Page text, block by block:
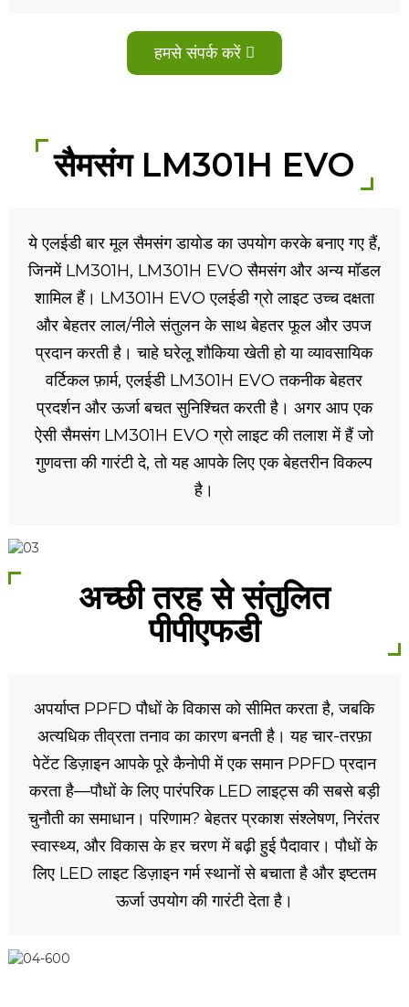
हमसे संपर्क करें
सैमसंग LM301H EVO
ये एलईडी बार मूल सैमसंग डायोड का उपयोग करके बनाए गए हैं,
जिनमें LM301H, LM301H EVO सैमसंग और अन्य मॉडल
शामिल हैं। LM301H EVO एलईडी ग्रो लाइट उच्च दक्षता
और बेहतर लाल/नीले संतुलन के साथ बेहतर फूल और उपज
प्रदान करती है। चाहे घरेलू शौकिया खेती हो या व्यावसायिक
वर्टिकल फ़ार्म, एलईडी LM301H EVO तकनीक बेहतर
प्रदर्शन और ऊर्जा बचत सुनिश्चित करती है। अगर आप एक
ऐसी सैमसंग LM301H EVO ग्रो लाइट की तलाश में हैं जो
गुणवत्ता की गारंटी दे, तो यह आपके लिए एक बेहतरीन विकल्प
है।
अच्छी तरह से संतुलित
पीपीएफडी
अपर्याप्त PPFD पौधों के विकास को सीमित करता है, जबकि
अत्यधिक तीव्रता तनाव का कारण बनती है। यह चार-तरफ़ा
पेटेंट डिज़ाइन आपके पूरे कैनोपी में एक समान PPFD प्रदान
करता है—पौधों के लिए पारंपरिक LED लाइट्स की सबसे बड़ी
चुनौती का समाधान। परिणाम? बेहतर प्रकाश संश्लेषण, निरंतर
स्वास्थ्य, और विकास के हर चरण में बढ़ी हुई पैदावार। पौधों के
लिए LED लाइट डिज़ाइन गर्म स्थानों से बचाता है और इष्टतम
ऊर्जा उपयोग की गारंटी देता है।